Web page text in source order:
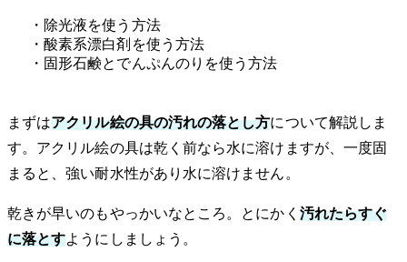
・除光液を使う方法
・酸素系漂白剤を使う方法
・固形石鹸とでんぷんのりを使う方法
まずはアクリル絵の具の汚れの落とし方について解説しま
す。アクリル絵の具は乾く前なら水に溶けますが、一度固
まると、強い耐水性があり水に溶けません。
乾きが早いのもやっかいなところ。とにかく 汚れたらすぐ
に落とすようにしましょう。